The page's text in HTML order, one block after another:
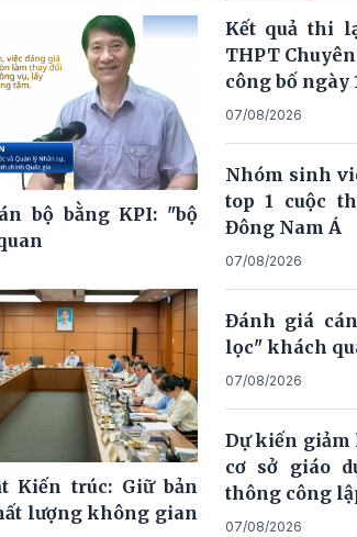
bộ bằng KPI: "bộ
Kiến trúc: Giữ bản
lượng không gian
Kết quả thi
THPT
công bố ngày
07/08/2026
Nhóm sinh
top 1 cuộc
Đông Nam Á
07/08/2026
Đánh giá
lọc" khách
07/08/2026
Dự kiến giảm
cơ sở giáo
thông công
07/08/2026